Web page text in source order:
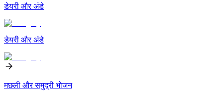
डेयरी और अंडे
डेयरी और अंडे
मछली और समुद्री भोजन